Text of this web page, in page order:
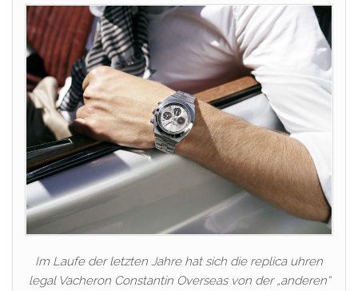
Im Laufe der letzten Jahre hat sich die replica uhren
legal Vacheron Constantin Overseas von der „anderen“